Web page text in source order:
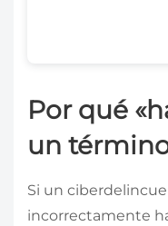
Por qué
un
Si un
incorrectamente